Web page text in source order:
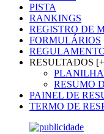
PISTA
RANKINGS
REGISTRO DE
FORMULÁRIOS
RESULTADOS
RESUMO
PAINEL DE
TERMO DE